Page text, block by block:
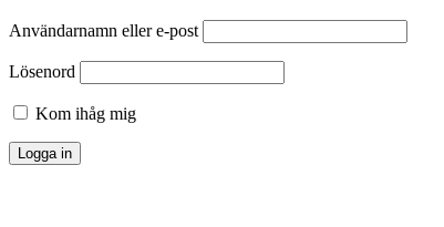
Användarnamn eller e-post
Lösenord
Kom ihåg mig